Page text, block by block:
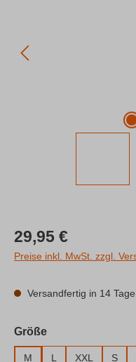
Regulärer Preis:
29,95 €
Preise inkl. MwSt. zzgl.
Versandfertig in 14
Größeauswählen
M L XXL S